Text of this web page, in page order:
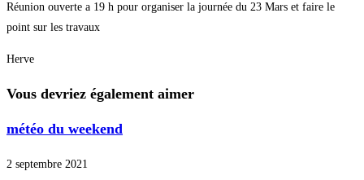
Réunion ouverte a 19 h pour organiser la journée du 23 Mars et faire le
point sur les travaux
Herve
Vous devriez également aimer
météo du weekend
2 septembre 2021